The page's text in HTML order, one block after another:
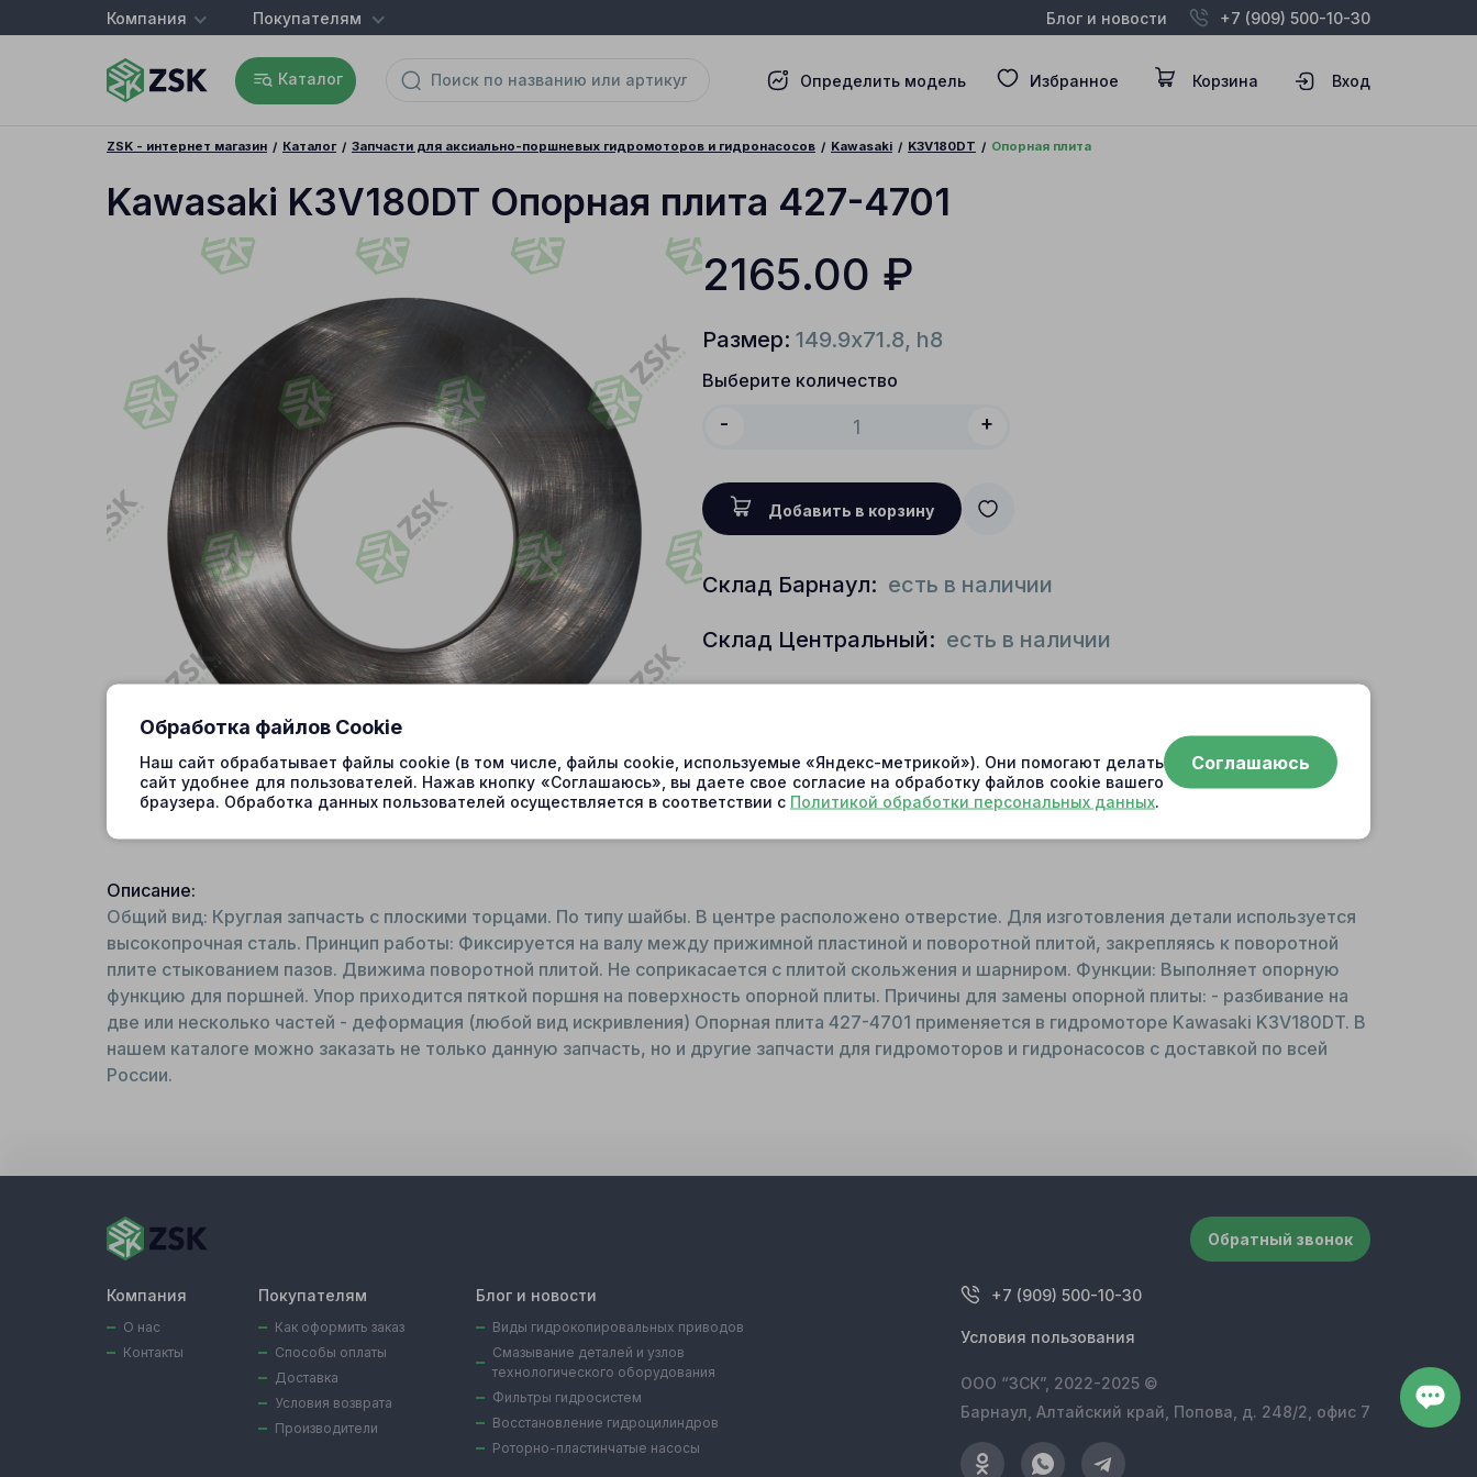
Компания Покупателям Блог и новости +7 (909) 500-10-30
Каталог Определить модель Избранное Корзина Вход
ZSK - интернет магазин Каталог Запчасти для аксиально-поршневых гидромоторов и гидронасосов Kawasaki K3V180DT Опорная плита
Kawasaki K3V180DT Опорная плита 427-4701
2165.00 ₽
Размер: 149.9x71.8, h8
Выберите количество
- +
Добавить в корзину
Склад Барнаул: есть в наличии
Склад Центральный: есть в наличии
Условия доставки
Описание:
Общий вид: Круглая запчасть с плоскими торцами. По типу шайбы. В центре расположено отверстие. Для изготовления детали используется
высокопрочная сталь. Принцип работы: Фиксируется на валу между прижимной пластиной и поворотной плитой, закрепляясь к поворотной
плите стыкованием пазов. Движима поворотной плитой. Не соприкасается с плитой скольжения и шарниром. Функции: Выполняет опорную
функцию для поршней. Упор приходится пяткой поршня на поверхность опорной плиты. Причины для замены опорной плиты: - разбивание на
две или несколько частей - деформация (любой вид искривления) Опорная плита 427-4701 применяется в гидромоторе Kawasaki K3V180DT. В
нашем каталоге можно заказать не только данную запчасть, но и другие запчасти для гидромоторов и гидронасосов с доставкой по всей
России.
Обратный звонок
Компания
О нас
Контакты
Покупателям
Как оформить заказ
Способы оплаты
Доставка
Условия возврата
Производители
Блог и новости
Виды гидрокопировальных приводов
Смазывание деталей и узлов
технологического оборудования
Фильтры гидросистем
Восстановление гидроцилиндров
Роторно-пластинчатые насосы
+7 (909) 500-10-30
Условия пользования
ООО “ЗСК”, 2022-2025 ©
Барнаул, Алтайский край, Попова, д. 248/2, офис 7
Обработка файлов Cookie
Наш сайт обрабатывает файлы cookie (в том числе, файлы cookie, используемые «Яндекс-метрикой»). Они помогают делать
сайт удобнее для пользователей. Нажав кнопку «Соглашаюсь», вы даете свое согласие на обработку файлов cookie вашего
браузера. Обработка данных пользователей осуществляется в соответствии с Политикой обработки персональных данных.
Соглашаюсь